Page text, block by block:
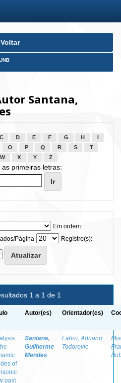
Voltar
Santana,
C D E F G H
O P Q R S
T
W X Y Z
primeiras letras:
Em ordem:
Página
Registro(s):
1 a 1 de 1
Autor(es) Orientador(es)
of
past
Santana,
Guilherme
Mendes
Fabro, Adriano
Todorovic